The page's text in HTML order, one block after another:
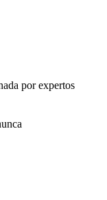
por expertos